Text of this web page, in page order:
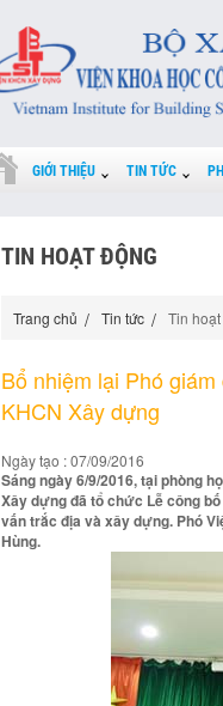
GIỚI THIỆU TIN TỨC
TIN HOẠT ĐỘNG
Trang chủ Tin tức Tin
Bổ nhiệm lại Phó
KHCN Xây dựng
Ngày tạo : 07/09/2016
Sáng ngày 6/9/2016, tại phòng
Xây dựng đã tổ chức Lễ công
vấn trắc địa và xây dựng. Phó
Hùng.